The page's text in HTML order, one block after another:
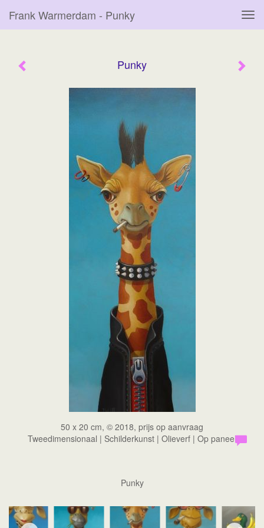
Frank Warmerdam - Punky
Punky
50 x 20 cm, © 2018, prijs op aanvraag
Tweedimensionaal | Schilderkunst | Olieverf | Op paneel
Punky